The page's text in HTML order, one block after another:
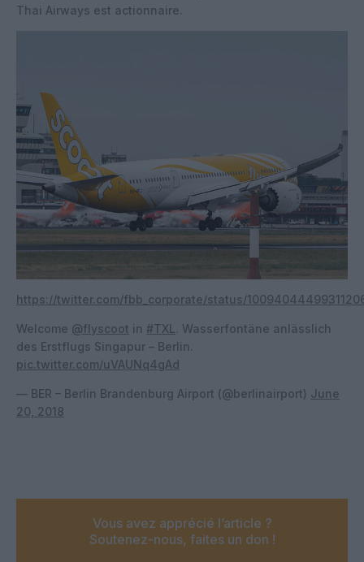
Thai Airways est actionnaire.
https://twitter.com/fbb_corporate/status/
Welcome @flyscoot in #TXL . Wasserfontäne anlässlich
des Erstflugs Singapur – Berlin.
pic.twitter.com/uVAUNq4gAd
— BER – Berlin Brandenburg Airport (@berlinairport) June
20, 2018
Vous avez apprécié l’article ?
Soutenez-nous, faites un don !